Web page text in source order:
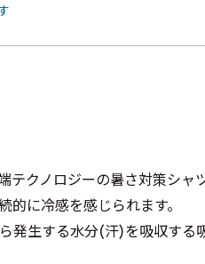
クノロジーの暑さ対策シャ
に冷感を感じられます。
発生する水分(汗)を吸収する